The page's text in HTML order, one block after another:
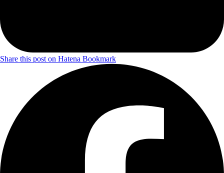
Share this post on Hatena Bookmark